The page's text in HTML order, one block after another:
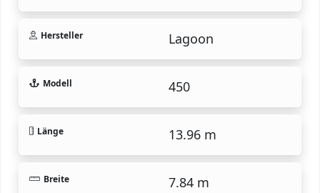
Hersteller Lagoon
Modell 450
Länge 13.96 m
Breite 7.84 m